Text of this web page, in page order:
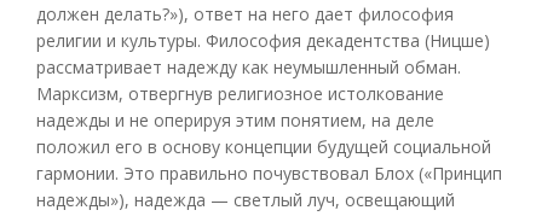
должен делать?»), ответ на него дает философия
религии и культуры. Философия декадентства (Ницше)
рассматривает надежду как неумышленный обман.
Марксизм, отвергнув религиозное истолкование
надежды и не оперируя этим понятием, на деле
положил его в основу концепции будущей социальной
гармонии. Это правильно почувствовал Блох («Принцип
надежды»), надежда — светлый луч, освещающий